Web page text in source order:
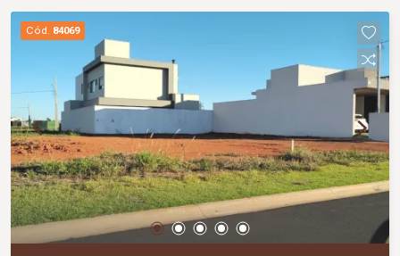
Cód. 84069